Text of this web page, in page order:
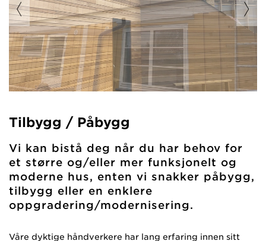
Tilbygg / Påbygg
Vi kan bistå deg når du har behov for
et større og/eller mer funksjonelt og
moderne hus, enten vi snakker påbygg,
tilbygg eller en enklere
oppgradering/modernisering.
Våre dyktige håndverkere har lang erfaring innen sitt